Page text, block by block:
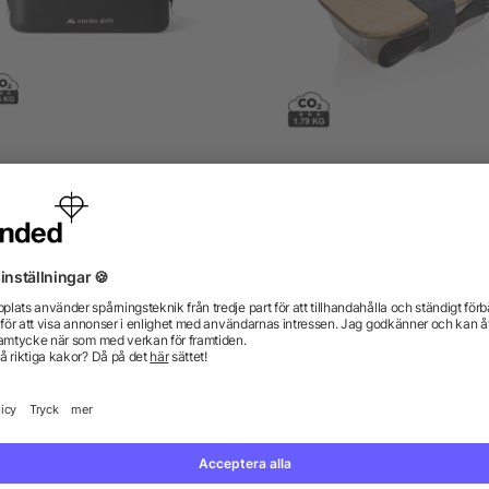
Trail RSC Adventure
lunchbox 1200ml
från 144,80 kr
Vi har svaren.